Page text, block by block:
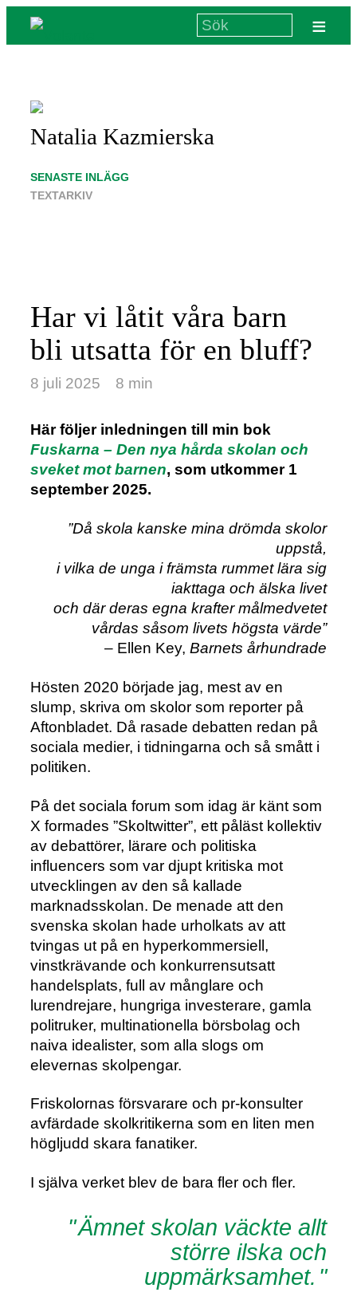
≡
Natalia Kazmierska
SENASTE INLÄGG
TEXTARKIV
Har vi låtit våra barn
bli utsatta för en bluff?
8 juli 2025 8 min
Här följer inledningen till min bok
Fuskarna – Den nya hårda skolan och
sveket mot barnen, som utkommer 1
september 2025.
”Då skola kanske mina drömda skolor
uppstå,
i vilka de unga i främsta rummet lära sig
iakttaga och älska livet
och där deras egna krafter målmedvetet
vårdas såsom livets högsta värde”
– Ellen Key, Barnets århundrade
Hösten 2020 började jag, mest av en
slump, skriva om skolor som reporter på
Aftonbladet. Då rasade debatten redan på
sociala medier, i tidningarna och så smått i
politiken.
På det sociala forum som idag är känt som
X formades ”Skoltwitter”, ett påläst kollektiv
av debattörer, lärare och politiska
influencers som var djupt kritiska mot
utvecklingen av den så kallade
marknadsskolan. De menade att den
svenska skolan hade urholkats av att
tvingas ut på en hyperkommersiell,
vinstkrävande och konkurrensutsatt
handelsplats, full av månglare och
lurendrejare, hungriga investerare, gamla
politruker, multinationella börsbolag och
naiva idealister, som alla slogs om
elevernas skolpengar.
Friskolornas försvarare och pr-konsulter
avfärdade skolkritikerna som en liten men
högljudd skara fanatiker.
I själva verket blev de bara fler och fler.
Ämnet skolan väckte allt
större ilska och
uppmärksamhet.